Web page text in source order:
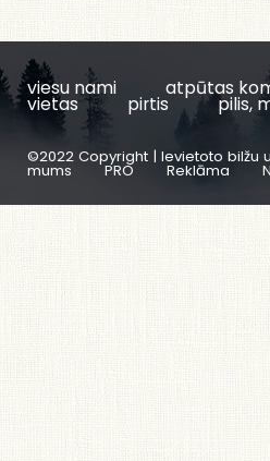
viesu nami atpūtas
vietas pirtis pilis,
©2022 Copyright | Ievietoto
mums PRO Reklāma